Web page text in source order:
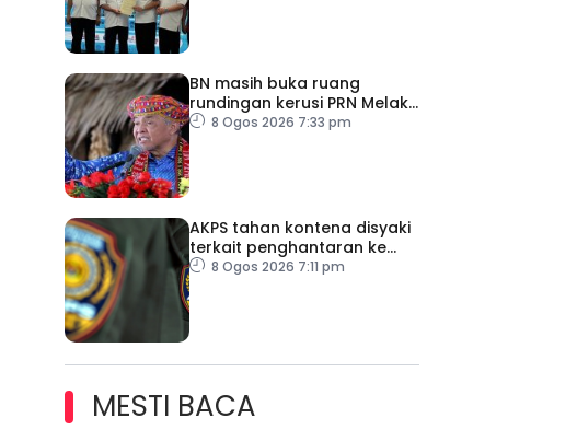
BN masih buka ruang
rundingan kerusi PRN Melaka
– Ahmad Zahid
8 Ogos 2026 7:33 pm
AKPS tahan kontena disyaki
terkait penghantaran ke
Israel8 Ogos 2026 7:11 pm
MESTI BACA